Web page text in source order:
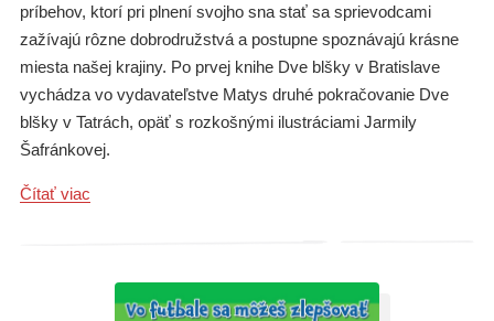
príbehov, ktorí pri plnení svojho sna stať sa sprievodcami
zažívajú rôzne dobrodružstvá a postupne spoznávajú krásne
miesta našej krajiny. Po prvej knihe Dve blšky v Bratislave
vychádza vo vydavateľstve Matys druhé pokračovanie Dve
blšky v Tatrách, opäť s rozkošnými ilustráciami Jarmily
Šafránkovej.
Čítať viac